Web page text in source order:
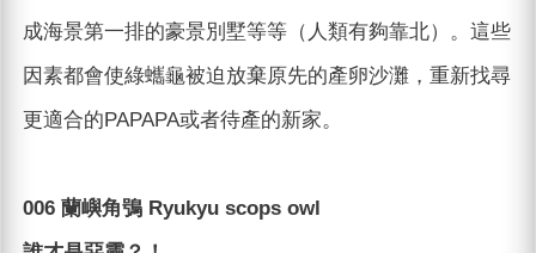
成海景第一排的豪景別墅等等（人類有夠靠北）。這些
因素都會使綠蠵龜被迫放棄原先的產卵沙灘，重新找尋
更適合的PAPAPA或者待產的新家。
006 蘭嶼角鴞 Ryukyu scops owl